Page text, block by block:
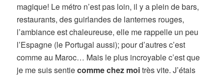
magique! Le métro n’est pas loin, il y a plein de bars,
restaurants, des guirlandes de lanternes rouges,
l’ambiance est chaleureuse, elle me rappelle un peu
l’Espagne (le Portugal aussi); pour d’autres c’est
comme au Maroc… Mais le plus incroyable c’est que
je me suis sentiecomme chez moitrès vite. J’étais